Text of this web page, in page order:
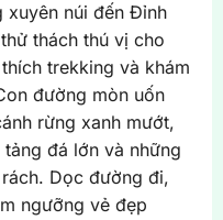
xuyên núi đến Đỉnh
thách thú vị cho
trekking và khám
đường mòn uốn
rừng xanh mướt,
đá lớn và những
Dọc đường đi,
ngưỡng vẻ đẹp